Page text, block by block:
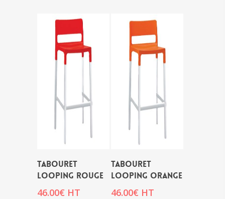
TABOURET
LOOPING ROUGE
46.00€ HT
TABOURET
LOOPING ORANGE
46.00€ HT